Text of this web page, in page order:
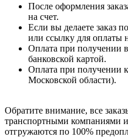
После оформления
на счет.
Если вы делаете заказ
или ссылку для оплаты
Оплата при получении
банковской картой.
Оплата при получении
Московской области).
Обратите внимание, все
транспортными компаниями
отгружаются по 100%